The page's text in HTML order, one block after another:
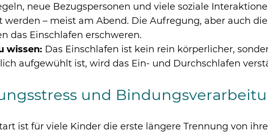
neue Bezugspersonen und viele soziale
werden – meist am Abend. Die Aufregung, aber auch
das Einschlafen erschweren.
wissen: Das Einschlafen ist kein rein körperlicher,
aufgewühlt ist, wird das Ein- und Durchschlafen
und
ist für viele Kinder die erste längere Trennung von